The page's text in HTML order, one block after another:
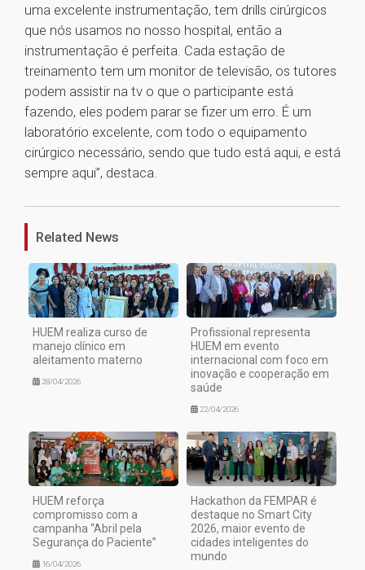
uma excelente instrumentação, tem drills cirúrgicos
que nós usamos no nosso hospital, então a
instrumentação é perfeita. Cada estação de
treinamento tem um monitor de televisão, os tutores
podem assistir na tv o que o participante está
fazendo, eles podem parar se fizer um erro. É um
laboratório excelente, com todo o equipamento
cirúrgico necessário, sendo que tudo está aqui, e está
sempre aqui”, destaca.
Related News
HUEM realiza curso de
manejo clínico em
aleitamento materno
28/04/2026
Profissional representa
HUEM em evento
internacional com foco em
inovação e cooperação em
saúde
22/04/2026
HUEM reforça
compromisso com a
campanha “Abril pela
Segurança do Paciente”
16/04/2026
Hackathon da FEMPAR é
destaque no Smart City
2026, maior evento de
cidades inteligentes do
mundo